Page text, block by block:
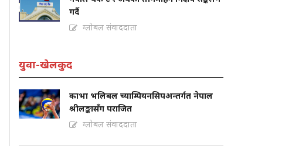
गर्दै
ग्लोबल संवाददाता
युवा-खेलकुद
काभा भलिबल च्याम्पियनसिपअन्तर्गत नेपाल
श्रीलङ्कासँग पराजित
ग्लोबल संवाददाता